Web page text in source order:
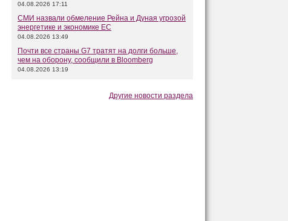
04.08.2026 17:11
СМИ назвали обмеление Рейна и Дуная угрозой
энергетике и экономике ЕС
04.08.2026 13:49
Почти все страны G7 тратят на долги больше,
чем на оборону, сообщили в Bloomberg
04.08.2026 13:19
Другие новости раздела